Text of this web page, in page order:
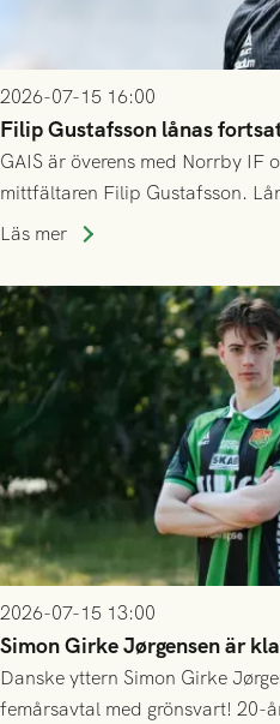
2026-07-15 16:00
Filip Gustafsson lånas
GAIS är överens med Norrby IF
mittfältaren Filip Gustafsson.
säsongen 2026.
Läs mer
2026-07-15 13:00
Simon Girke Jørgensen är
Danske yttern Simon Girke
femårsavtal med grönsvart! 20-